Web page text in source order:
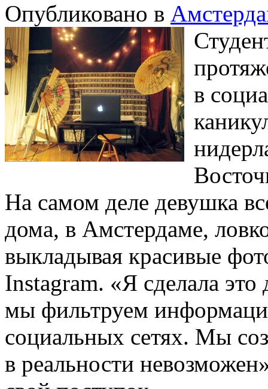
Опубликовано в
в
На самом деле девушка
дома, в Амстердаме,
выкладывая красивые
Instagram. «Я сделала это
мы фильтруем
социальных сетях. Мы
в реальности